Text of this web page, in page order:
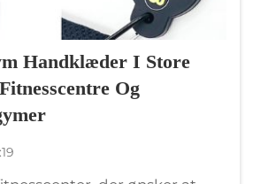
Handklæder I Store
Og